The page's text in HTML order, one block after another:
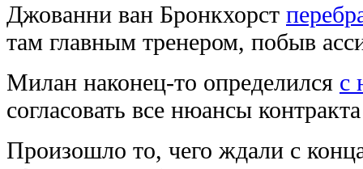
Джованни ван Бронкхорст
там главным тренером, побыв
Милан наконец-то определился с
согласовать все нюансы
Произошло то, чего ждали с